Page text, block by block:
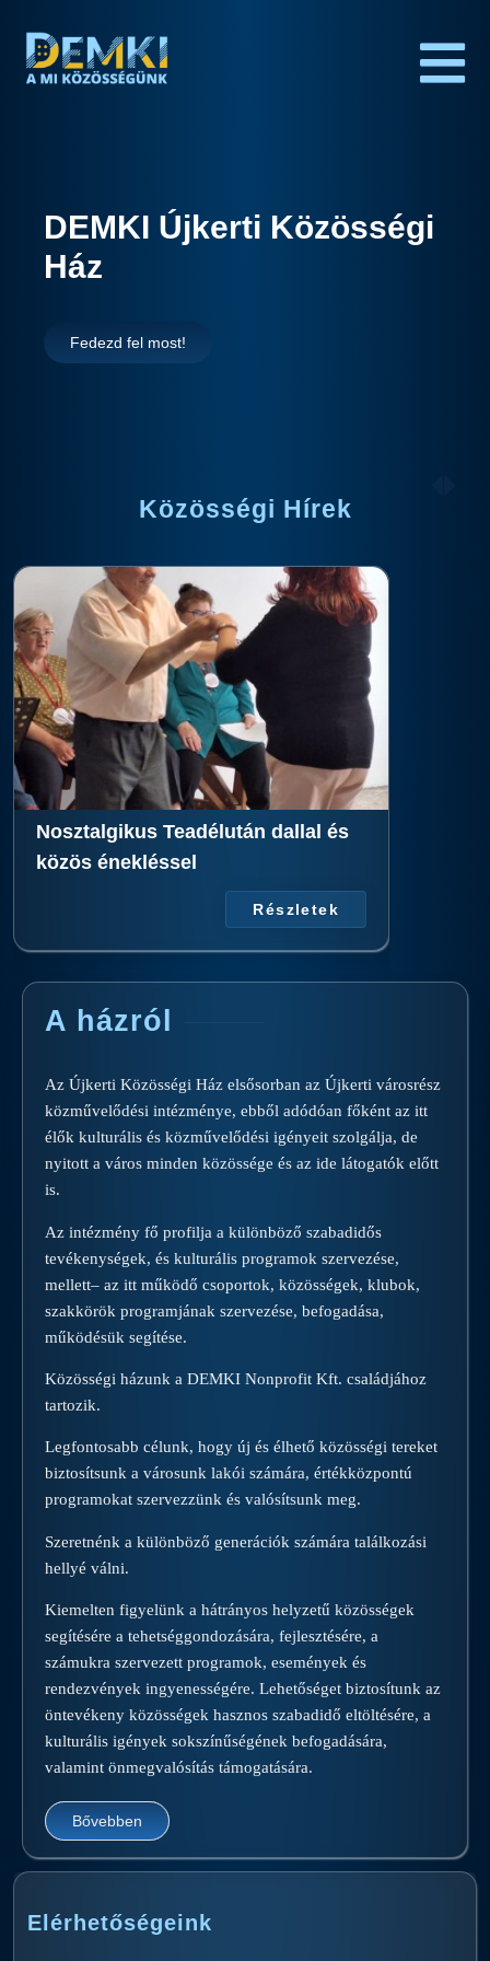
DEMKI Újkerti Közösségi
Ház
Fedezd fel most!
Közösségi Hírek
Nosztalgikus Teadélután dallal és
közös énekléssel
Részletek
A házról
Az Újkerti Közösségi Ház elsősorban az Újkerti városrész
közművelődési intézménye, ebből adódóan főként az itt
élők kulturális és közművelődési igényeit szolgálja, de
nyitott a város minden közössége és az ide látogatók előtt
is.
Az intézmény fő profilja a különböző szabadidős
tevékenységek, és kulturális programok szervezése,
mellett– az itt működő csoportok, közösségek, klubok,
szakkörök programjának szervezése, befogadása,
működésük segítése.
Közösségi házunk a DEMKI Nonprofit Kft. családjához
tartozik.
Legfontosabb célunk, hogy új és élhető közösségi tereket
biztosítsunk a városunk lakói számára, értékközpontú
programokat szervezzünk és valósítsunk meg.
Szeretnénk a különböző generációk számára találkozási
hellyé válni.
Kiemelten figyelünk a hátrányos helyzetű közösségek
segítésére a tehetséggondozására, fejlesztésére, a
számukra szervezett programok, események és
rendezvények ingyenességére. Lehetőséget biztosítunk az
öntevékeny közösségek hasznos szabadidő eltöltésére, a
kulturális igények sokszínűségének befogadására,
valamint önmegvalósítás támogatására.
Bővebben
Elérhetőségeink